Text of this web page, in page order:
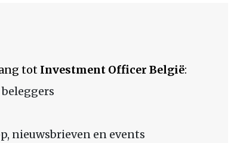
tot Investment Officer België:
nieuwsbrieven en events